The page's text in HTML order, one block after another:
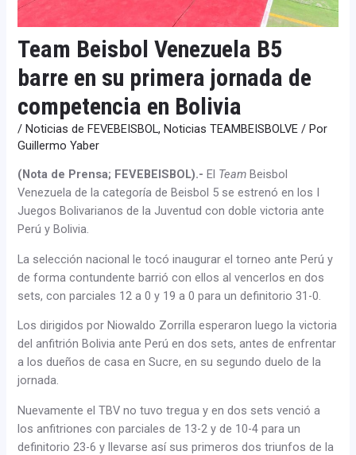
Team Beisbol Venezuela B5
barre en su primera jornada de
competencia en Bolivia
/Noticias de FEVEBEISBOL,Noticias TEAMBEISBOLVE / Por
Guillermo Yaber
(Nota de Prensa; FEVEBEISBOL).- El TeamBeisbol
Venezuela de la categoría de Beisbol 5 se estrenó en los I
Juegos Bolivarianos de la Juventud con doble victoria ante
Perú y Bolivia.
La selección nacional le tocó inaugurar el torneo ante Perú y
de forma contundente barrió con ellos al vencerlos en dos
sets, con parciales 12 a 0 y 19 a 0 para un definitorio 31-0.
Los dirigidos por Niowaldo Zorrilla esperaron luego la victoria
del anfitrión Bolivia ante Perú en dos sets, antes de enfrentar
a los dueños de casa en Sucre, en su segundo duelo de la
jornada.
Nuevamente el TBV no tuvo tregua y en dos sets venció a
los anfitriones con parciales de 13-2 y de 10-4 para un
definitorio 23-6 y llevarse así sus primeros dos triunfos de la